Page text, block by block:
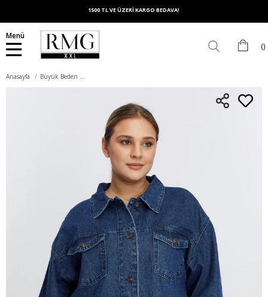
1500 TL VE ÜZERİ KARGO BEDAVA!
Menü
Anasayfa Büyük Beden Denim Ceket Lacivert